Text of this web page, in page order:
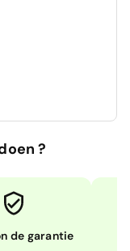
?
de garantie